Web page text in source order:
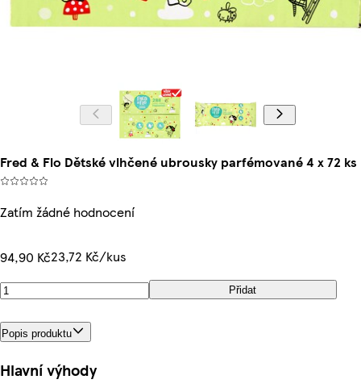
Fred & Flo Dětské vlhčené ubrousky parfémované 4 x 72 ks
Zatím žádné hodnocení
94,90 Kč23,72 Kč/kus
Přidat
Popis produktu
Hlavní výhody